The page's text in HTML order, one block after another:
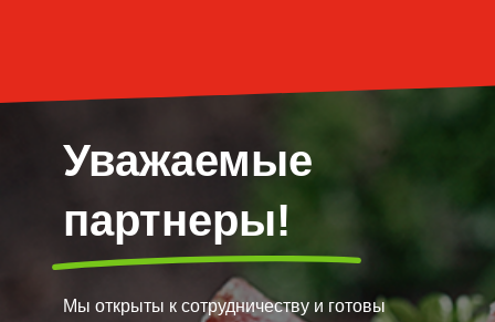
Мы открыты к сотрудничеству и готовы
партнеры!
Уважаемые